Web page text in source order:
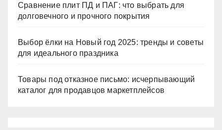
Сравнение плит ПД и ПАГ: что выбрать для
долговечного и прочного покрытия
Выбор ёлки на Новый год 2025: тренды и советы
для идеального праздника
Товары под отказное письмо: исчерпывающий
каталог для продавцов маркетплейсов